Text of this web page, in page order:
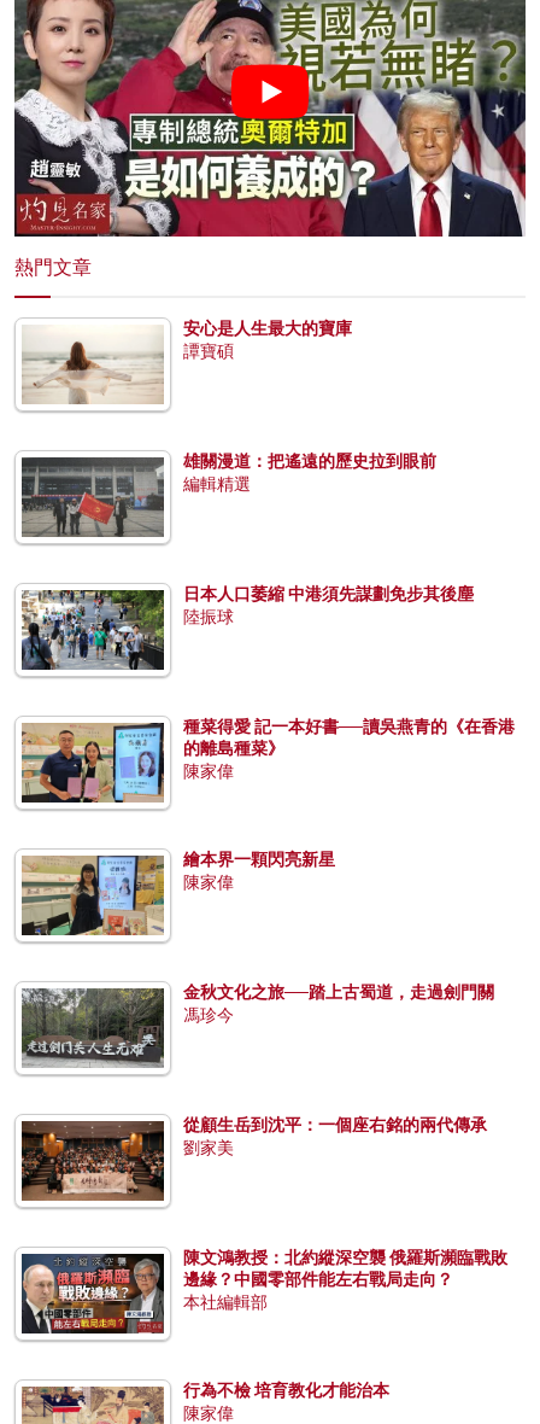
熱門文章
安心是人生最大的寶庫
譚寶碩
雄關漫道：把遙遠的歷史拉到眼前
編輯精選
日本人口萎縮 中港須先謀劃免步其後塵
陸振球
種菜得愛 記一本好書──讀吳燕青的《在香港
的離島種菜》
陳家偉
繪本界一顆閃亮新星
陳家偉
金秋文化之旅──踏上古蜀道，走過劍門關
馮珍今
從顧生岳到沈平：一個座右銘的兩代傳承
劉家美
陳文鴻教授：北約縱深空襲 俄羅斯瀕臨戰敗
邊緣？中國零部件能左右戰局走向？
本社編輯部
行為不檢 培育教化才能治本
陳家偉